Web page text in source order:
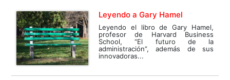
Leyendo a Gary Hamel
Leyendo el libro de Gary Hamel,
profesor de Harvard Business
School, “El futuro de la
administración”, además de sus
innovadoras...